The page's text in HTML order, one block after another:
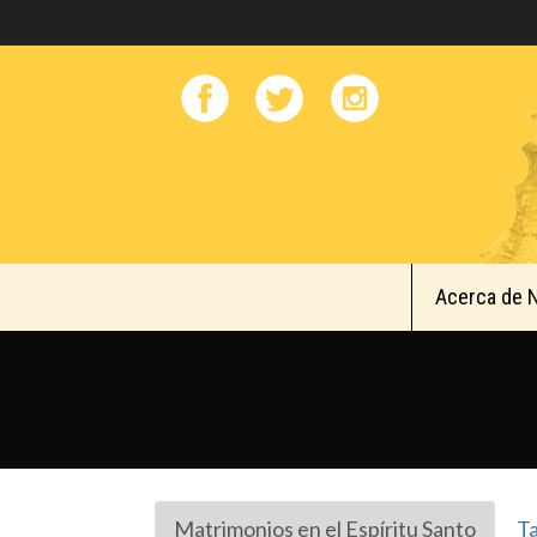
Acerca de
Matrimonios en el Espíritu Santo